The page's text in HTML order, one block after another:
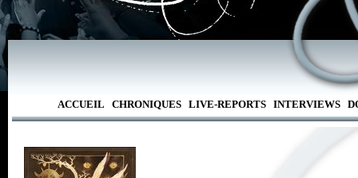
ACCUEIL CHRONIQUES LIVE-REPORTS INTERVIEWS